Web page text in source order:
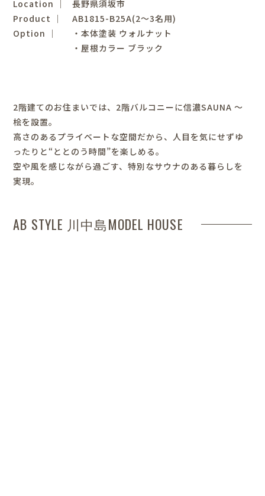
Location │
長野県須坂市
Product │
AB1815-B25A(2～3名用)
Option │
・本体塗装 ウォルナット
・屋根カラー ブラック
2階建てのお住まいでは、2階バルコニーに信濃SAUNA ～
桧を設置。
高さのあるプライベートな空間だから、 人目を気にせずゆ
ったりと“ととのう時間”を楽しめる。
空や風を感じながら過ごす、特別なサウナのある暮らしを
実現。
AB STYLE 川中島MODEL HOUSE